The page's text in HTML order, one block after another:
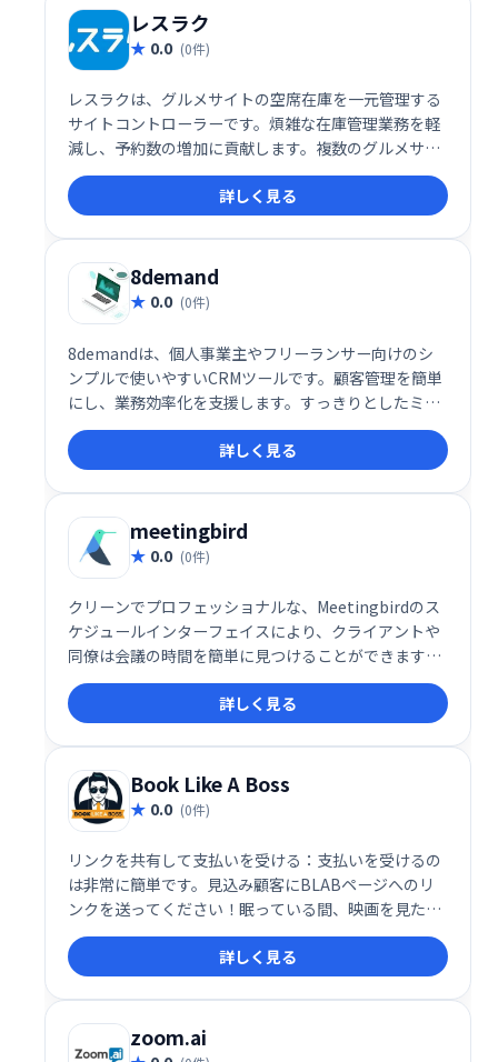
レスラク
0.0 (0件)
レスラクは、グルメサイトの空席在庫を一元管理する
サイトコントローラーです。煩雑な在庫管理業務を軽
減し、予約数の増加に貢献します。複数のグルメサイ
トを連携し、効率的な運営を実現。予約管理の効率化
でお客様満足度向上と売上アップを目指せます。
詳しく見る
8demand
0.0 (0件)
8demandは、個人事業主やフリーランサー向けのシ
ンプルで使いやすいCRMツールです。顧客管理を簡単
にし、業務効率化を支援します。すっきりとしたミニ
マルなデザインで、あなたのビジネスをスムーズにサ
ポートします。
詳しく見る
meetingbird
0.0 (0件)
クリーンでプロフェッショナルな、Meetingbirdのス
ケジュールインターフェイスにより、クライアントや
同僚は会議の時間を簡単に見つけることができます。
また、Meetingbirdの堅牢な設定により、会議の時
間、場所、タイムゾーンなどを簡単にカスタマイズで
きます。
詳しく見る
Book Like A Boss
0.0 (0件)
リンクを共有して支払いを受ける：支払いを受けるの
は非常に簡単です。見込み顧客にBLABページへのリ
ンクを送ってください！眠っている間、映画を見た
り、請求書を追跡したり、手動で売上を追跡したりす
る以外のことに取り組んでいる間に、お金がアカウン
トに流れ込みます。
詳しく見る
zoom.ai